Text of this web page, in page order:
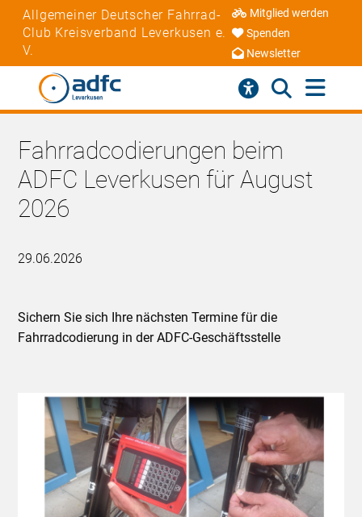
Allgemeiner Deutscher Fahrrad-
Club Kreisverband Leverkusen e.
V.
Mitglied werden
Spenden
Newsletter
Fahrradcodierungen beim
ADFC Leverkusen für August
2026
29.06.2026
Sichern Sie sich Ihre nächsten Termine für die
Fahrradcodierung in der ADFC-Geschäftsstelle